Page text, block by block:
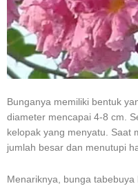
Bunganya memiliki bentuk
diameter mencapai 4-8 cm.
kelopak yang menyatu. Saat
jumlah besar dan menutupi
Menariknya, bunga